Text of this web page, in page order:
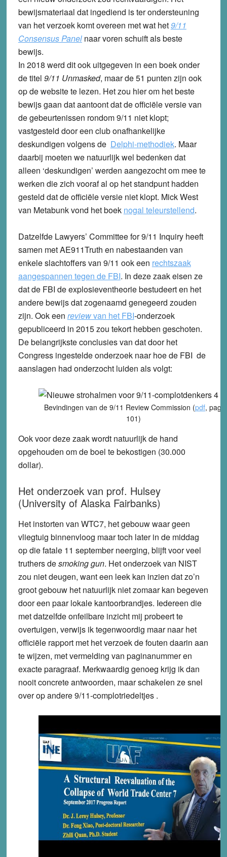
bewijsmateriaal dat ingediend is ter ondersteuning
van het verzoek komt overeen met wat het9/11
Consensus Panelnaar voren schuift als beste
bewijs.
In 2018 werd dit ook uitgegeven in een boek onder
de titel 9/11 Unmasked, maar de 51 punten zijn ook
op de website te lezen. Het zou hier om het beste
bewijs gaan dat aantoont dat de officiële versie van
de gebeurtenissen rondom 9/11 niet klopt;
vastgesteld door een club onafhankelijke
deskundigen volgens de Delphi-methodiek. Maar
daarbij moeten we natuurlijk wel bedenken dat
alleen ‘deskundigen’ werden aangezocht om mee te
werken die zich vooraf al op het standpunt hadden
gesteld dat de officiële versie niet klopt. Mick West
van Metabunk vond het boek nogal teleurstellend.
Datzelfde Lawyers’ Committee for 9/11 Inquiry heeft
samen met AE911Truth en nabestaanden van
enkele slachtoffers van 9/11 ook een rechtszaak
aangespannen tegen de FBI. In deze zaak eisen ze
dat de FBI de explosieventheorie bestudeert en het
andere bewijs dat zogenaamd genegeerd zouden
zijn. Ook een reviewvan het FBI-onderzoek
gepubliceerd in 2015 zou tekort hebben geschoten.
De belangrijkste conclusies van dat door het
Congress ingestelde onderzoek naar hoe de FBI de
aanslagen had onderzocht luiden als volgt:
Bevindingen van de 9/11 Review Commission (pdf, pag.
101)
Ook voor deze zaak wordt natuurlijk de hand
opgehouden om de boel te bekostigen (30.000
dollar).
Het onderzoek van prof. Hulsey
(University of Alaska Fairbanks)
Het instorten van WTC7, het gebouw waar geen
vliegtuig binnenvloog maar toch later in de middag
op die fatale 11 september neerging, blijft voor veel
truthers desmoking gun. Het onderzoek van NIST
zou niet deugen, want een leek kan inzien dat zo’n
groot gebouw het natuurlijk niet zomaar kan begeven
door een paar lokale kantoorbrandjes. Iedereen die
met datzelfde onfeilbare inzicht mij probeert te
overtuigen, verwijs ik tegenwoordig maar naar het
officiële rapport met het verzoek de fouten daarin aan
te wijzen, met vermelding van paginanummer en
exacte paragraaf. Merkwaardig genoeg krijg ik dan
nooit concrete antwoorden, maar schakelen ze snel
over op andere 9/11-complotriedeltjes .